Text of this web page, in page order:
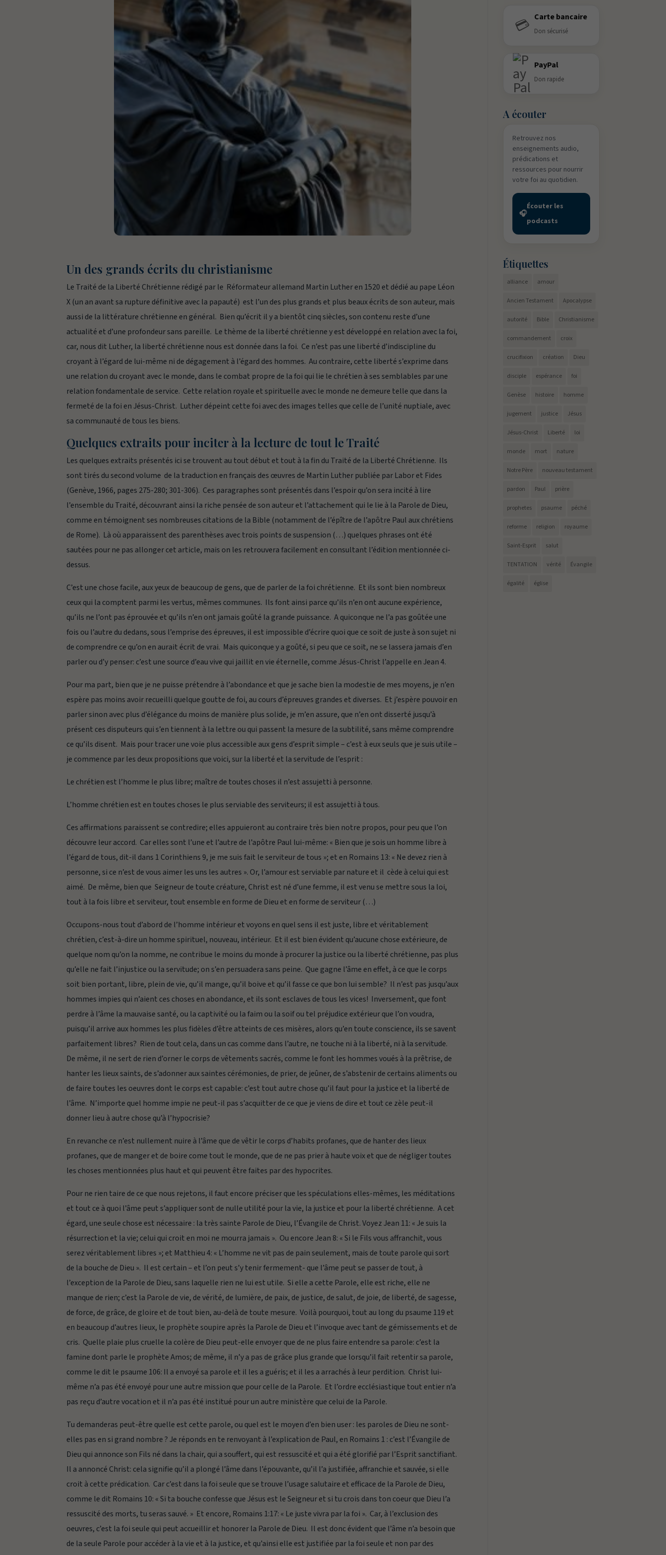
Un des grands écrits du christianisme
Le Traité de la Liberté Chrétienne rédigé par le Réformateur allemand Martin Luther en 1520 et dédié au pape Léon
X (un an avant sa rupture définitive avec la papauté) est l’un des plus grands et plus beaux écrits de son auteur, mais
aussi de la littérature chrétienne en général. Bien qu’écrit il y a bientôt cinq siècles, son contenu reste d’une
actualité et d’une profondeur sans pareille. Le thème de la liberté chrétienne y est développé en relation avec la foi,
car, nous dit Luther, la liberté chrétienne nous est donnée dans la foi. Ce n’est pas une liberté d’indiscipline du
croyant à l’égard de lui-même ni de dégagement à l’égard des hommes. Au contraire, cette liberté s’exprime dans
une relation du croyant avec le monde, dans le combat propre de la foi qui lie le chrétien à ses semblables par une
relation fondamentale de service. Cette relation royale et spirituelle avec le monde ne demeure telle que dans la
fermeté de la foi en Jésus-Christ. Luther dépeint cette foi avec des images telles que celle de l’unité nuptiale, avec
sa communauté de tous les biens.
Quelques extraits pour inciter à la lecture de tout le Traité
Les quelques extraits présentés ici se trouvent au tout début et tout à la fin du Traité de la Liberté Chrétienne. Ils
sont tirés du second volume de la traduction en français des œuvres de Martin Luther publiée par Labor et Fides
(Genève, 1966, pages 275-280; 301-306). Ces paragraphes sont présentés dans l’espoir qu’on sera incité à lire
l’ensemble du Traité, découvrant ainsi la riche pensée de son auteur et l’attachement qui le lie à la Parole de Dieu,
comme en témoignent ses nombreuses citations de la Bible (notamment de l’épître de l’apôtre Paul aux chrétiens
de Rome). Là où apparaissent des parenthèses avec trois points de suspension (…) quelques phrases ont été
sautées pour ne pas allonger cet article, mais on les retrouvera facilement en consultant l’édition mentionnée ci-
dessus.
C’est une chose facile, aux yeux de beaucoup de gens, que de parler de la foi chrétienne. Et ils sont bien nombreux
ceux qui la comptent parmi les vertus, mêmes communes. Ils font ainsi parce qu’ils n’en ont aucune expérience,
qu’ils ne l’ont pas éprouvée et qu’ils n’en ont jamais goûté la grande puissance. A quiconque ne l’a pas goûtée une
fois ou l’autre du dedans, sous l’emprise des épreuves, il est impossible d’écrire quoi que ce soit de juste à son sujet ni
de comprendre ce qu’on en aurait écrit de vrai. Mais quiconque y a goûté, si peu que ce soit, ne se lassera jamais d’en
parler ou d’y penser: c’est une source d’eau vive qui jaillit en vie éternelle, comme Jésus-Christ l’appelle en Jean 4.
Pour ma part, bien que je ne puisse prétendre à l’abondance et que je sache bien la modestie de mes moyens, je n’en
espère pas moins avoir recueilli quelque goutte de foi, au cours d’épreuves grandes et diverses. Et j’espère pouvoir en
parler sinon avec plus d’élégance du moins de manière plus solide, je m’en assure, que n’en ont disserté jusqu’à
présent ces disputeurs qui s’en tiennent à la lettre ou qui passent la mesure de la subtilité, sans même comprendre
ce qu’ils disent. Mais pour tracer une voie plus accessible aux gens d’esprit simple – c’est à eux seuls que je suis utile –
je commence par les deux propositions que voici, sur la liberté et la servitude de l’esprit :
Le chrétien est l’homme le plus libre; maître de toutes choses il n’est assujetti à personne.
L’homme chrétien est en toutes choses le plus serviable des serviteurs; il est assujetti à tous.
Ces affirmations paraissent se contredire; elles appuieront au contraire très bien notre propos, pour peu que l’on
découvre leur accord. Car elles sont l’une et l’autre de l’apôtre Paul lui-même: « Bien que je sois un homme libre à
l’égard de tous, dit-il dans 1 Corinthiens 9, je me suis fait le serviteur de tous »; et en Romains 13: « Ne devez rien à
personne, si ce n’est de vous aimer les uns les autres ». Or, l’amour est serviable par nature et il cède à celui qui est
aimé. De même, bien que Seigneur de toute créature, Christ est né d’une femme, il est venu se mettre sous la loi,
tout à la fois libre et serviteur, tout ensemble en forme de Dieu et en forme de serviteur (…)
Occupons-nous tout d’abord de l’homme intérieur et voyons en quel sens il est juste, libre et véritablement
chrétien, c’est-à-dire un homme spirituel, nouveau, intérieur. Et il est bien évident qu’aucune chose extérieure, de
quelque nom qu’on la nomme, ne contribue le moins du monde à procurer la justice ou la liberté chrétienne, pas plus
qu’elle ne fait l’injustice ou la servitude; on s’en persuadera sans peine. Que gagne l’âme en effet, à ce que le corps
soit bien portant, libre, plein de vie, qu’il mange, qu’il boive et qu’il fasse ce que bon lui semble? Il n’est pas jusqu’aux
hommes impies qui n’aient ces choses en abondance, et ils sont esclaves de tous les vices! Inversement, que font
perdre à l’âme la mauvaise santé, ou la captivité ou la faim ou la soif ou tel préjudice extérieur que l’on voudra,
puisqu’il arrive aux hommes les plus fidèles d’être atteints de ces misères, alors qu’en toute conscience, ils se savent
parfaitement libres? Rien de tout cela, dans un cas comme dans l’autre, ne touche ni à la liberté, ni à la servitude.
De même, il ne sert de rien d’orner le corps de vêtements sacrés, comme le font les hommes voués à la prêtrise, de
hanter les lieux saints, de s’adonner aux saintes cérémonies, de prier, de jeûner, de s’abstenir de certains aliments ou
de faire toutes les oeuvres dont le corps est capable: c’est tout autre chose qu’il faut pour la justice et la liberté de
l’âme. N’importe quel homme impie ne peut-il pas s’acquitter de ce que je viens de dire et tout ce zèle peut-il
donner lieu à autre chose qu’à l’hypocrisie?
En revanche ce n’est nullement nuire à l’âme que de vêtir le corps d’habits profanes, que de hanter des lieux
profanes, que de manger et de boire come tout le monde, que de ne pas prier à haute voix et que de négliger toutes
les choses mentionnées plus haut et qui peuvent être faites par des hypocrites.
Pour ne rien taire de ce que nous rejetons, il faut encore préciser que les spéculations elles-mêmes, les méditations
et tout ce à quoi l’âme peut s’appliquer sont de nulle utilité pour la vie, la justice et pour la liberté chrétienne. A cet
égard, une seule chose est nécessaire : la très sainte Parole de Dieu, l’Évangile de Christ. Voyez Jean 11: «Je suis la
résurrection et la vie; celui qui croit en moi ne mourra jamais ». Ou encore Jean 8: « Si le Fils vous affranchit, vous
serez véritablement libres »; et Matthieu 4: « L’homme ne vit pas de pain seulement, mais de toute parole qui sort
de la bouche de Dieu ». Il est certain – et l’on peut s’y tenir fermement- que l’âme peut se passer de tout, à
l’exception de la Parole de Dieu, sans laquelle rien ne lui est utile. Si elle a cette Parole, elle est riche, elle ne
manque de rien; c’est la Parole de vie, de vérité, de lumière, de paix, de justice, de salut, de joie, de liberté, de sagesse,
de force, de grâce, de gloire et de tout bien, au-delà de toute mesure. Voilà pourquoi, tout au long du psaume 119 et
en beaucoup d’autres lieux, le prophète soupire après la Parole de Dieu et l’invoque avec tant de gémissements et de
cris. Quelle plaie plus cruelle la colère de Dieu peut-elle envoyer que de ne plus faire entendre sa parole: c’est la
famine dont parle le prophète Amos; de même, il n’y a pas de grâce plus grande que lorsqu’il fait retentir sa parole,
comme le dit le psaume 106: Il a envoyé sa parole et il les a guéris; et il les a arrachés à leur perdition. Christ lui-
même n’a pas été envoyé pour une autre mission que pour celle de la Parole. Et l’ordre ecclésiastique tout entier n’a
pas reçu d’autre vocation et il n’a pas été institué pour un autre ministère que celui de la Parole.
Tu demanderas peut-être quelle est cette parole, ou quel est le moyen d’en bien user : les paroles de Dieu ne sont-
elles pas en si grand nombre ? Je réponds en te renvoyant à l’explication de Paul, en Romains 1 : c’est l’Évangile de
Dieu qui annonce son Fils né dans la chair, qui a souffert, qui est ressuscité et qui a été glorifié par l’Esprit sanctifiant.
Il a annoncé Christ: cela signifie qu’il a plongé l’âme dans l’épouvante, qu’il l’a justifiée, affranchie et sauvée, si elle
croit à cette prédication. Car c’est dans la foi seule que se trouve l’usage salutaire et efficace de la Parole de Dieu,
comme le dit Romains 10: « Si ta bouche confesse que Jésus est le Seigneur et si tu crois dans ton coeur que Dieu l’a
ressuscité des morts, tu seras sauvé. » Et encore, Romains 1:17: « Le juste vivra par la foi ». Car, à l’exclusion des
oeuvres, c’est la foi seule qui peut accueillir et honorer la Parole de Dieu. Il est donc évident que l’âme n’a besoin que
de la seule Parole pour accéder à la vie et à la justice, et qu’ainsi elle est justifiée par la foi seule et non par des
💳 Carte bancaire
Don sécurisé
PayPal
Don rapide
A écouter
Retrouvez nos
enseignements audio,
prédications et
ressources pour nourrir
votre foi au quotidien.
🎧
Écouter les
podcasts
Étiquettes
alliance amour
Ancien Testament Apocalypse
autorité Bible Christianisme
commandement croix
crucifixion création Dieu
disciple espérance foi
Genèse histoire homme
jugement justice Jésus
Jésus-Christ Liberté loi
monde mort nature
Notre Père nouveau testament
pardon Paul prière
prophetes psaume péché
reforme religion royaume
Saint-Esprit salut
TENTATION vérité Évangile
égalité église